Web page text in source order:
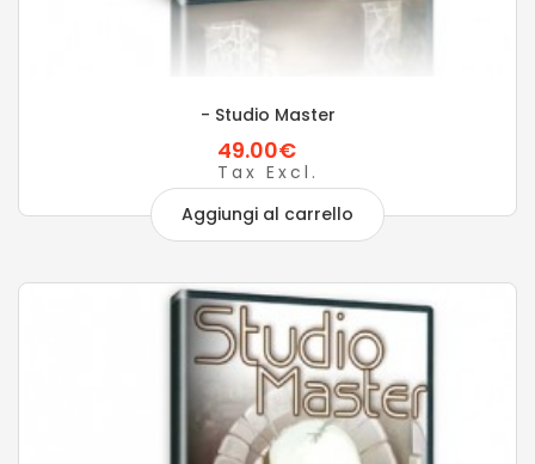
- Studio Master
49.00€
Tax Excl.
Aggiungi al carrello